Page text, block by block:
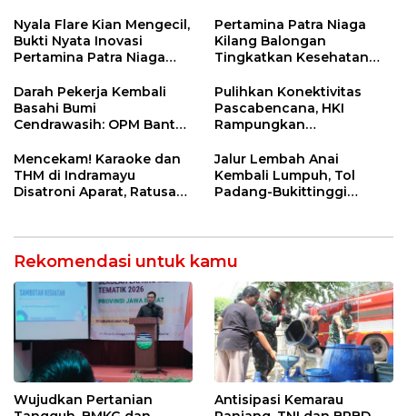
12 Jahitan!
Nyala Flare Kian Mengecil,
Bukti Nyata Inovasi
Pertamina Patra Niaga
Net Zero Emission 2060
Pertamina Patra Niaga
Kilang Balongan
Tingkatkan Kesehatan
Pemeriksaan Kesehatan
Rutin dan Edukasi
Perawatan Gigi
Darah Pekerja Kembali
Basahi Bumi
Cendrawasih: OPM Bantai
di Tolikara!
Pulihkan Konektivitas
Pascabencana, HKI
Rampungkan
Lembah Anai dan Malalak
Mencekam! Karaoke dan
THM di Indramayu
Disatroni Aparat, Ratusan
Jalur Lembah Anai
Kembali Lumpuh, Tol
Padang-Bukittinggi
Rekomendasi untuk kamu
Wujudkan Pertanian
Antisipasi Kemarau